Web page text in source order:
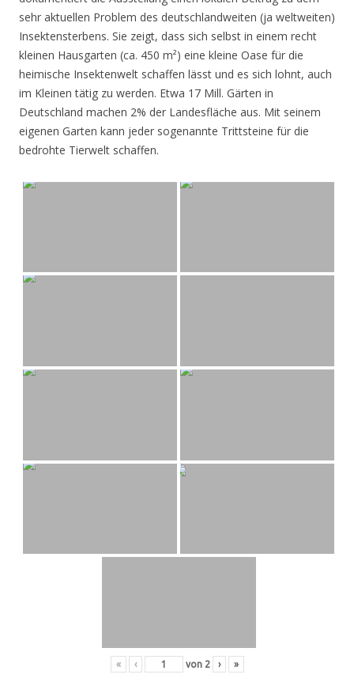
sehr aktuellen Problem des deutschlandweiten (ja weltweiten)
Insektensterbens. Sie zeigt, dass sich selbst in einem recht
kleinen Hausgarten (ca. 450 m²) eine kleine Oase für die
heimische Insektenwelt schaffen lässt und es sich lohnt, auch
im Kleinen tätig zu werden. Etwa 17 Mill. Gärten in
Deutschland machen 2% der Landesfläche aus. Mit seinem
eigenen Garten kann jeder sogenannte Trittsteine für die
bedrohte Tierwelt schaffen.
« ‹ von 2 › »